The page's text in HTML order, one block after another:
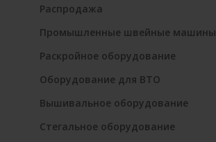
Распродажа
Промышленные швейные машины
Раскройное оборудование
Оборудование для ВТО
Вышивальное оборудование
Стегальное оборудование